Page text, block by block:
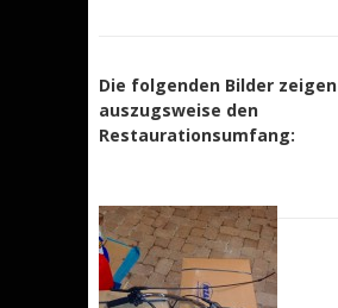
Die folgenden Bilder zeigen
auszugsweise den
Restaurationsumfang: